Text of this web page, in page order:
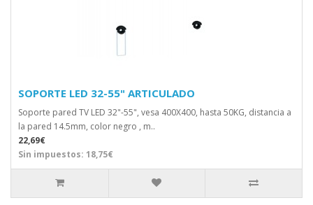
SOPORTE LED 32-55" ARTICULADO
Soporte pared TV LED 32"-55", vesa 400X400, hasta 50KG, distancia a
la pared 14.5mm, color negro , m..
22,69€
Sin impuestos: 18,75€